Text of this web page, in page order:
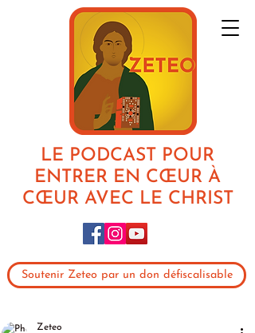
LE PODCAST POUR
ENTRER EN CŒUR À
CŒUR AVEC LE CHRIST
Soutenir Zeteo par un don défiscalisable
Zeteo